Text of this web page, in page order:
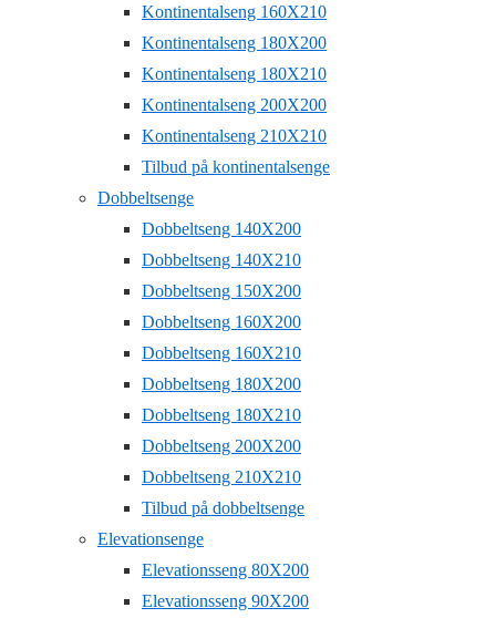
Kontinentalseng 160X210
Kontinentalseng 180X200
Kontinentalseng 180X210
Kontinentalseng 200X200
Kontinentalseng 210X210
Tilbud på kontinentalsenge
Dobbeltsenge
Dobbeltseng 140X200
Dobbeltseng 140X210
Dobbeltseng 150X200
Dobbeltseng 160X200
Dobbeltseng 160X210
Dobbeltseng 180X200
Dobbeltseng 180X210
Dobbeltseng 200X200
Dobbeltseng 210X210
Tilbud på dobbeltsenge
Elevationsenge
Elevationsseng 80X200
Elevationsseng 90X200